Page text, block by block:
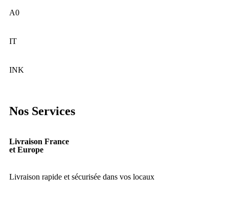
Multifonctions de bureau
A0
Traceurs
IT
INK
Nos Services
Livraison France
et Europe
Livraison rapide et sécurisée dans vos locaux